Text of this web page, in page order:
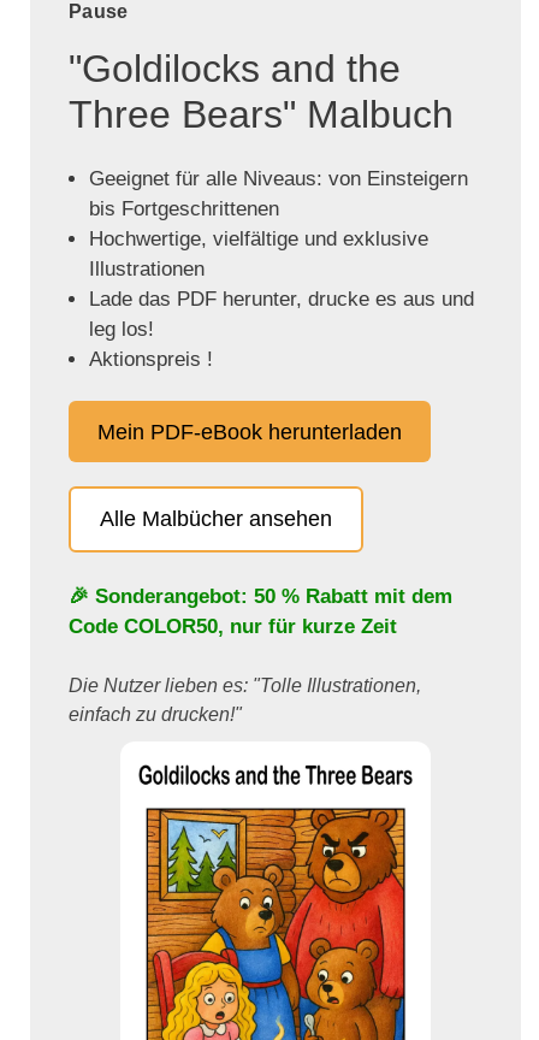
Pause
"Goldilocks and the
Three Bears" Malbuch
Geeignet für alle Niveaus: von Einsteigern
bis Fortgeschrittenen
Hochwertige, vielfältige und exklusive
Illustrationen
Lade das PDF herunter, drucke es aus und
leg los!
Aktionspreis !
Mein PDF-eBook herunterladen
Alle Malbücher ansehen
🎉 Sonderangebot: 50 % Rabatt mit dem
Code COLOR50, nur für kurze Zeit
Die Nutzer lieben es: "Tolle Illustrationen,
einfach zu drucken!"